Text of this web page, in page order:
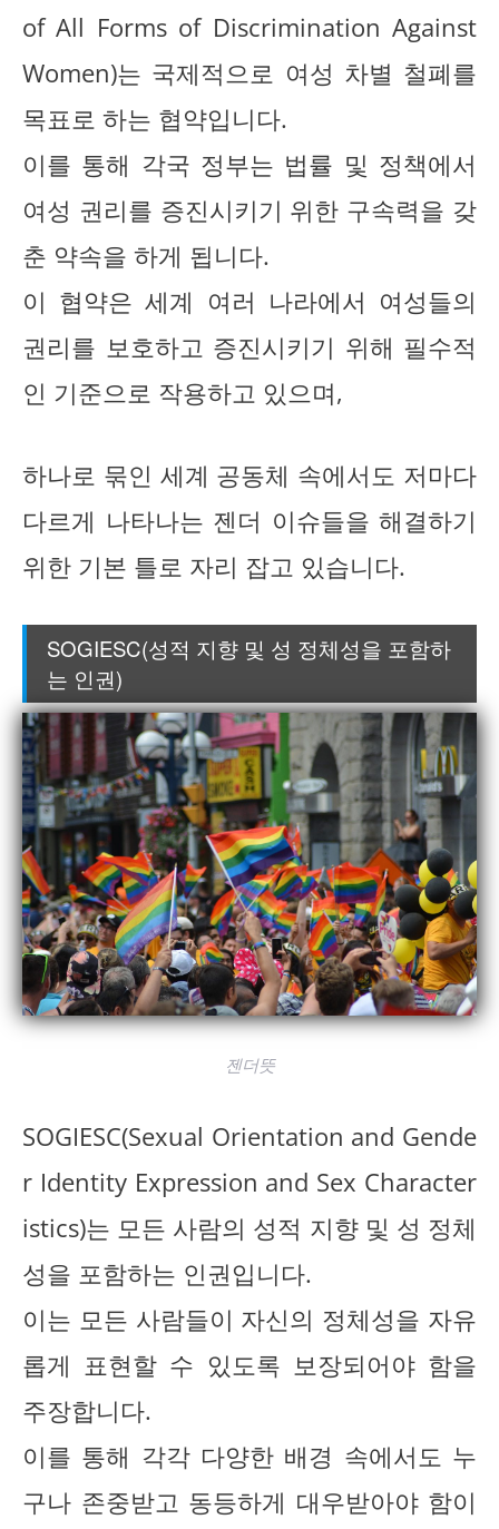
of All Forms of Discrimination Against
Women)는 국제적으로 여성 차별 철폐를
목표로 하는 협약입니다.
이를 통해 각국 정부는 법률 및 정책에서
여성 권리를 증진시키기 위한 구속력을 갖
춘 약속을 하게 됩니다.
이 협약은 세계 여러 나라에서 여성들의
권리를 보호하고 증진시키기 위해 필수적
인 기준으로 작용하고 있으며,
하나로 묶인 세계 공동체 속에서도 저마다
다르게 나타나는 젠더 이슈들을 해결하기
위한 기본 틀로 자리 잡고 있습니다.
SOGIESC(성적 지향 및 성 정체성을 포함하
는 인권)
젠더뜻
SOGIESC(Sexual Orientation and Gende
r Identity Expression and Sex Character
istics)는 모든 사람의 성적 지향 및 성 정체
성을 포함하는 인권입니다.
이는 모든 사람들이 자신의 정체성을 자유
롭게 표현할 수 있도록 보장되어야 함을
주장합니다.
이를 통해 각각 다양한 배경 속에서도 누
구나 존중받고 동등하게 대우받아야 함이